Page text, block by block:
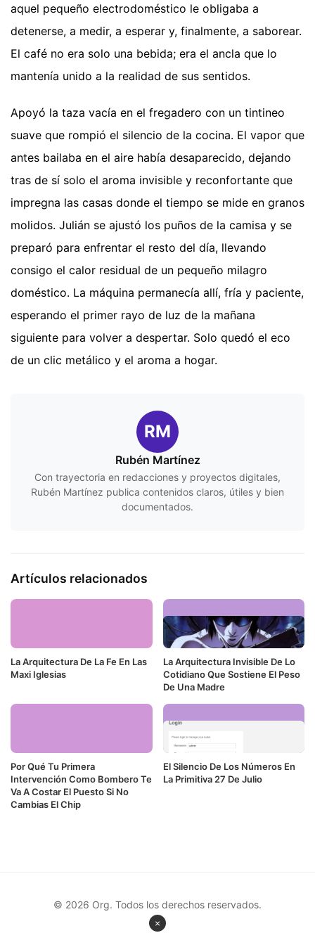
aquel pequeño electrodoméstico le obligaba a
detenerse, a medir, a esperar y, finalmente, a saborear.
El café no era solo una bebida; era el ancla que lo
mantenía unido a la realidad de sus sentidos.
Apoyó la taza vacía en el fregadero con un tintineo
suave que rompió el silencio de la cocina. El vapor que
antes bailaba en el aire había desaparecido, dejando
tras de sí solo el aroma invisible y reconfortante que
impregna las casas donde el tiempo se mide en granos
molidos. Julián se ajustó los puños de la camisa y se
preparó para enfrentar el resto del día, llevando
consigo el calor residual de un pequeño milagro
doméstico. La máquina permanecía allí, fría y paciente,
esperando el primer rayo de luz de la mañana
siguiente para volver a despertar. Solo quedó el eco
de un clic metálico y el aroma a hogar.
RM
Rubén Martínez
Con trayectoria en redacciones y proyectos digitales,
Rubén Martínez publica contenidos claros, útiles y bien
documentados.
Artículos relacionados
La Arquitectura De La Fe En Las
Maxi Iglesias
La Arquitectura Invisible De Lo
Cotidiano Que Sostiene El Peso
De Una Madre
Por Qué Tu Primera
Intervención Como Bombero Te
Va A Costar El Puesto Si No
Cambias El Chip
El Silencio De Los Números En
La Primitiva 27 De Julio
×
© 2026 Org. Todos los derechos reservados.